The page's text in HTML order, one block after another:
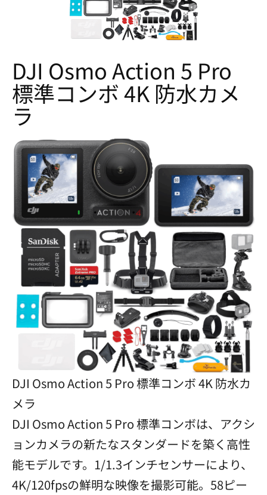
DJI Osmo Action 5 Pro
標準コンボ 4K 防水カメ
ラ
DJI Osmo Action 5 Pro 標準コンボ 4K 防水カ
メラ
DJI Osmo Action 5 Pro 標準コンボは、アクシ
ョンカメラの新たなスタンダードを築く高性
能モデルです。1/1.3インチセンサーにより、
4K/120fpsの鮮明な映像を撮影可能。58ピー